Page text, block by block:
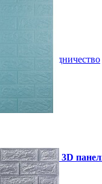
Сотрудничество
3D